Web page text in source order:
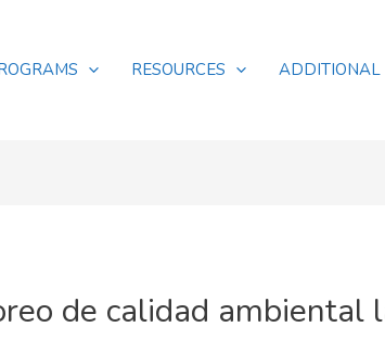
RESOURCES ADDITIONAL
de calidad ambiental